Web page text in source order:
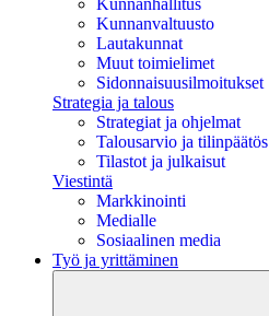
Kunnanvaltuusto
Lautakunnat
Muut toimielimet
Sidonnaisuusilmoitukset
Strategia ja talous
Strategiat ja ohjelmat
Talousarvio ja tilinpäätös
Tilastot ja julkaisut
Viestintä
Markkinointi
Medialle
Sosiaalinen media
Työ ja yrittäminen